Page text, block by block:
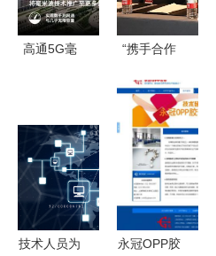
高通5G毫
机器人农业
与智慧校
园，开启智
能连接新纪
元
“携手合作
航”——
2019英昌
乐器全国经
销商会议暨
网络技术推
广盛会圆满
技术人员为
永冠OPP胶